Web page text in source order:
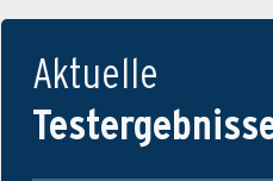
Aktuelle